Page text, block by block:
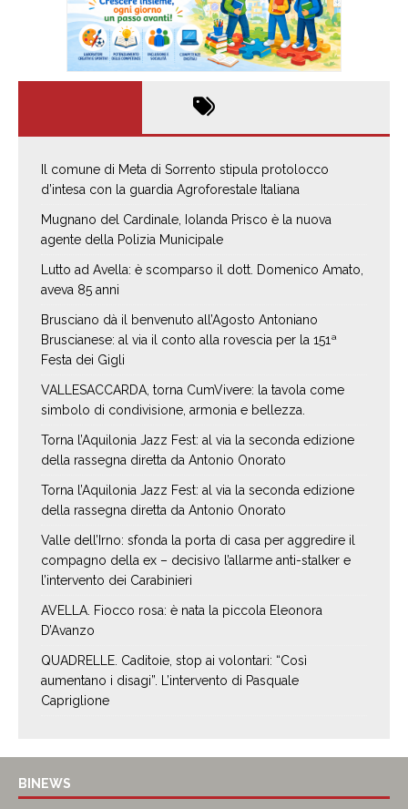
Il comune di Meta di Sorrento stipula protolocco
d’intesa con la guardia Agroforestale Italiana
Mugnano del Cardinale, Iolanda Prisco è la nuova
agente della Polizia Municipale
Lutto ad Avella: è scomparso il dott. Domenico Amato,
aveva 85 anni
Brusciano dà il benvenuto all’Agosto Antoniano
Bruscianese: al via il conto alla rovescia per la 151ª
Festa dei Gigli
VALLESACCARDA, torna CumVivere: la tavola come
simbolo di condivisione, armonia e bellezza.
Torna l’Aquilonia Jazz Fest: al via la seconda edizione
della rassegna diretta da Antonio Onorato
Torna l’Aquilonia Jazz Fest: al via la seconda edizione
della rassegna diretta da Antonio Onorato
Valle dell’Irno: sfonda la porta di casa per aggredire il
compagno della ex – decisivo l’allarme anti-stalker e
l’intervento dei Carabinieri
AVELLA. Fiocco rosa: è nata la piccola Eleonora
D’Avanzo
QUADRELLE. Caditoie, stop ai volontari: “Così
aumentano i disagi”. L’intervento di Pasquale
Capriglione
BINEWS